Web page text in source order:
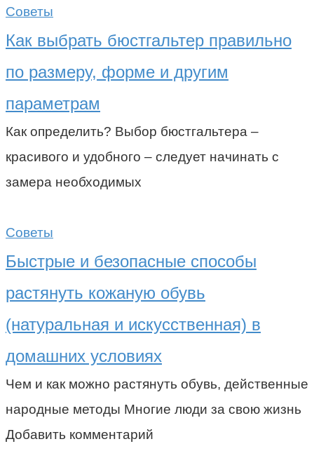
Советы
Как выбрать бюстгальтер правильно
по размеру, форме и другим
параметрам
Как определить? Выбор бюстгальтера –
красивого и удобного – следует начинать с
замера необходимых
Советы
Быстрые и безопасные способы
растянуть кожаную обувь
(натуральная и искусственная) в
домашних условиях
Чем и как можно растянуть обувь, действенные
народные методы Многие люди за свою жизнь
Добавить комментарий